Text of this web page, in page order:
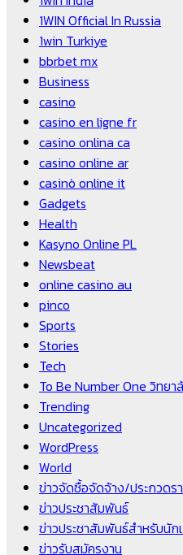
1WIN Official In Russia
1win Turkiye
bbrbet mx
Business
casino
casino en ligne fr
casino onlina ca
casino online ar
casinò online it
Gadgets
Health
Kasyno Online PL
Newsbeat
online casino au
pinco
Sports
Stories
Tech
To Be Number One วิทย
Trending
Uncategorized
WordPress
World
ข่าวจัดซื้อจัดจ้าง/ประกวดร
ข่าวประชาสัมพันธ์
ข่าวประชาสัมพันธ์สำหรับนัก
ข่าวรับสมัครงาน